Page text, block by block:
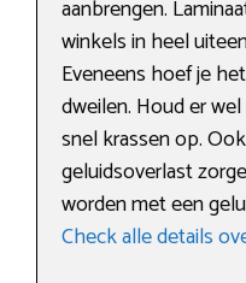
aanbrengen.
winkels in heel
Eveneens hoef je
dweilen. Houd er
snel krassen op.
geluidsoverlast
worden met een
Check alle details